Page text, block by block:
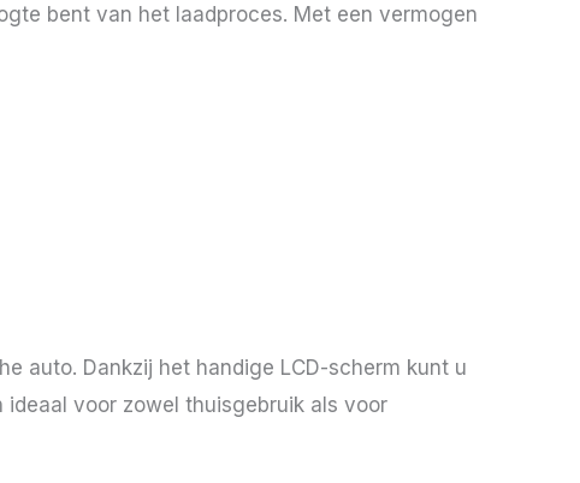
bent van het laadproces. Met een vermogen
auto. Dankzij het handige LCD-scherm kunt u
voor zowel thuisgebruik als voor